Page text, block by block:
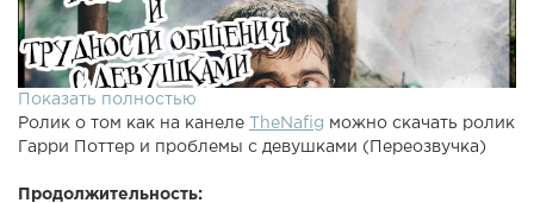
Показать полностью
Ролик о том как на канеле
TheNafig можно скачать ролик
Гарри Поттер и проблемы с девушками (Переозвучка)
Продолжительность: